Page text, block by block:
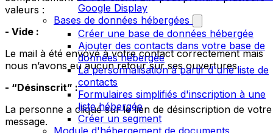
Google Display
Bases de données hébergées
Créer une base de données hébergée
Ajouter des contacts dans votre base de
données hébergée
La personnalisation à partir d'une liste de
contacts
Formulaires simplifiés d'inscription à une
liste hébergée
Créer un segment
Module d'hébergement de documents
valeurs :
- Vide :
Le mail à été envoyé à votre contact correctement mais
nous n’avons eu aucun retour sur ses ouvertures.
- “Désinscrit” :
La personne a cliqué sur le lien de désinscription de votre
message.